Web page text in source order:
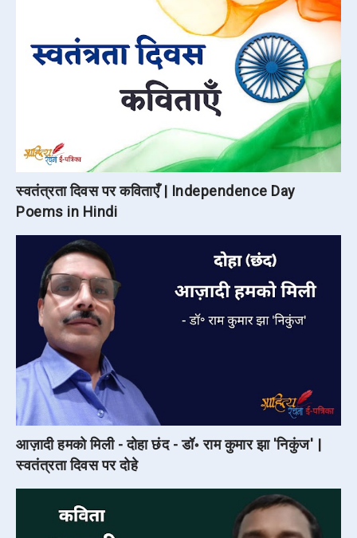
स्वतंत्रता दिवस पर कविताएँ | Independence Day
Poems in Hindi
आज़ादी हमको मिली - दोहा छंद - डॉ॰ राम कुमार झा 'निकुंज' |
स्वतंत्रता दिवस पर दोहे